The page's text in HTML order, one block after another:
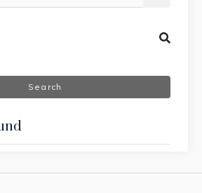
Search